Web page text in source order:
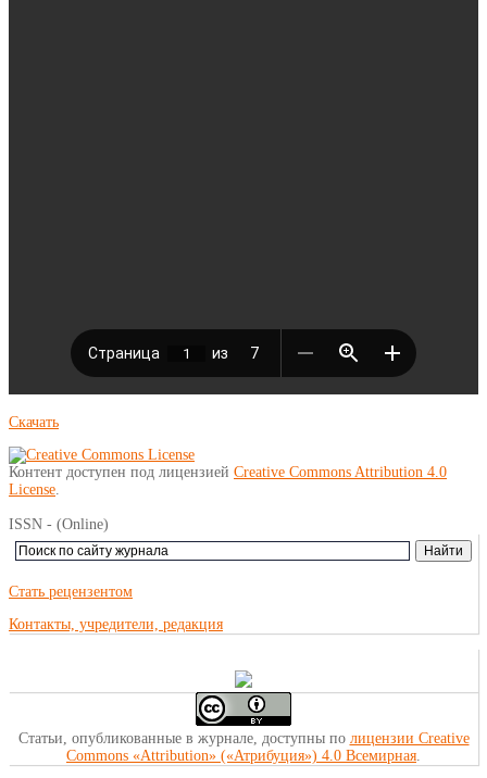
Скачать
Контент доступен под лицензией Creative Commons Attribution 4.0
License
ISSN - (Online)
Стать рецензентом
Контакты, учредители, редакция
Статьи, опубликованные в журнале, доступны по лицензии Creative
Commons «Attribution» («Атрибуция») 4.0 Всемирная